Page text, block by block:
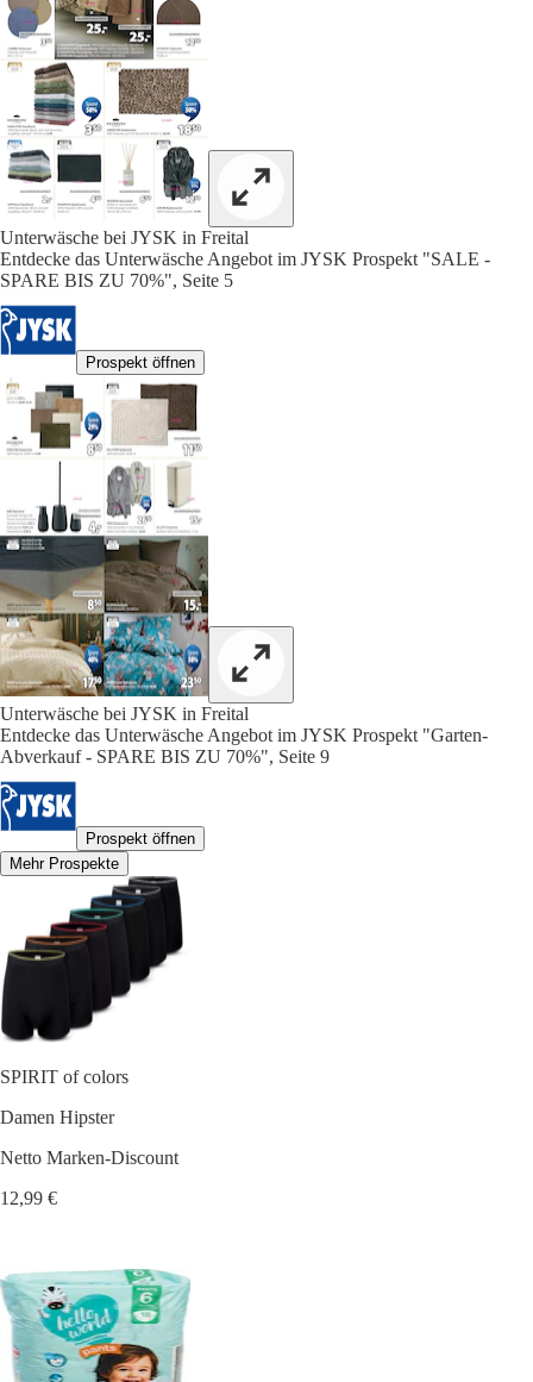
Unterwäsche bei JYSK in Freital
Entdecke das Unterwäsche Angebot im JYSK Prospekt "SALE -
SPARE BIS ZU 70%", Seite 5
Prospekt öffnen
Unterwäsche bei JYSK in Freital
Entdecke das Unterwäsche Angebot im JYSK Prospekt "Garten-
Abverkauf - SPARE BIS ZU 70%", Seite 9
Prospekt öffnen
Mehr Prospekte
SPIRIT of colors
Damen Hipster
Netto Marken-Discount
12,99 €